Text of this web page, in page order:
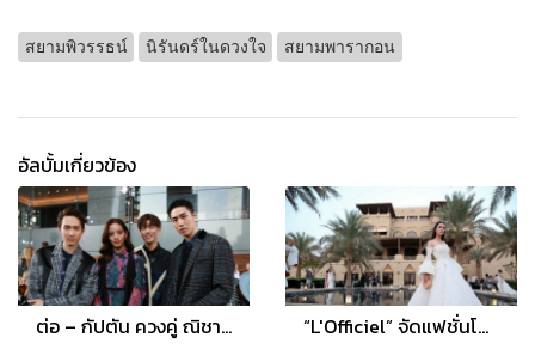
สยามพิวรรธน์ นิรันดร์ในดวงใจ สยามพารากอน
อัลบั้มเกี่ยวข้อง
ต่อ – กัปตัน ควงคู่ ณิชา เสิร์ฟลุคสุดแแซ่บ กระทบไหล่คนดัง ชมแฟชั่นโชว์ โค้ช คอลเลคชั่น สปริง 2020 “L'Officiel” จัดแฟชั่นโชว์เอ็กคลูซีฟสุดหรู ท่ามกลางบรรยากาศทะเลทราย แห่ง อาบูดาบี